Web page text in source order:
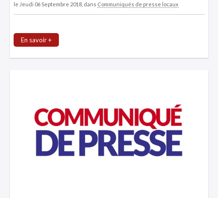
le Jeudi 06 Septembre 2018 , dans Communiqués de presse locaux
En savoir +